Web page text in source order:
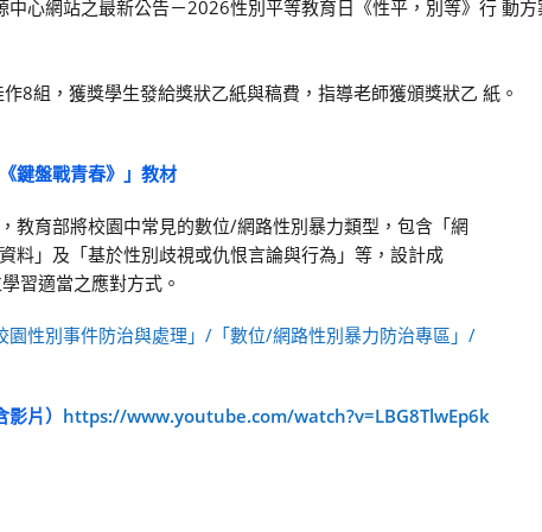
心網站之最新公告－2026性別平等教育日《性平，別等》行 動
8組，獲獎學生發給獎狀乙紙與稿費，指導老師獲頒獎狀乙 紙。
鍵盤戰青春》」教材
教育部將校園中常見的數位/網路性別暴力類型，包含「網
料」及「基於性別歧視或仇恨言論與行為」等，設計成
習適當之應對方式。
園性別事件防治與處理」/「數位/網路性別暴力防治專區」/
片） https://www.youtube.com/watch?v=LBG8TlwEp6k